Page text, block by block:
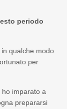
periodo
in qualche modo
per
imparato a
prepararsi